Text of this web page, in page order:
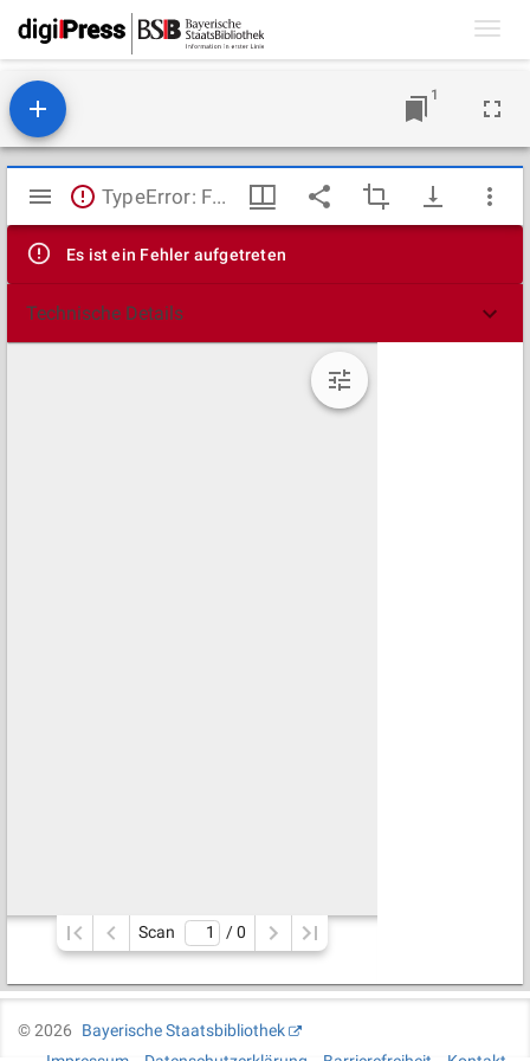
1
Mirador
Viewer
TypeError: Failed to fetch
Es ist ein Fehler aufgetreten
Technische Details
Scan / 0
©2026
Bayerische Staatsbibliothek